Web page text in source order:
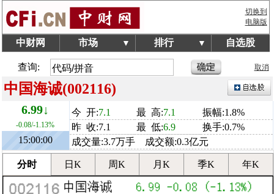
切换到
电脑版
中财网 市场 ▼ 排行 ▼ 自选股
查询: 取消
中国海诚(002116)
6.99↓
-0.08/-1.13%
15:00:00
今 开:7.1 最 高:7.1
振幅:1.8%
昨 收:7.1
最 低:6.9
换手:0.7%
成交量:3.7万手 成交额:0.3亿元
分时 日K 周K 月K 季K 年K